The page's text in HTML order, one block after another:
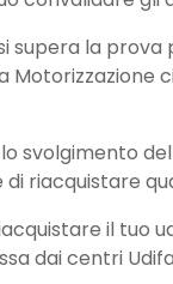
supera la
riacquistare
il tuo
dai centri